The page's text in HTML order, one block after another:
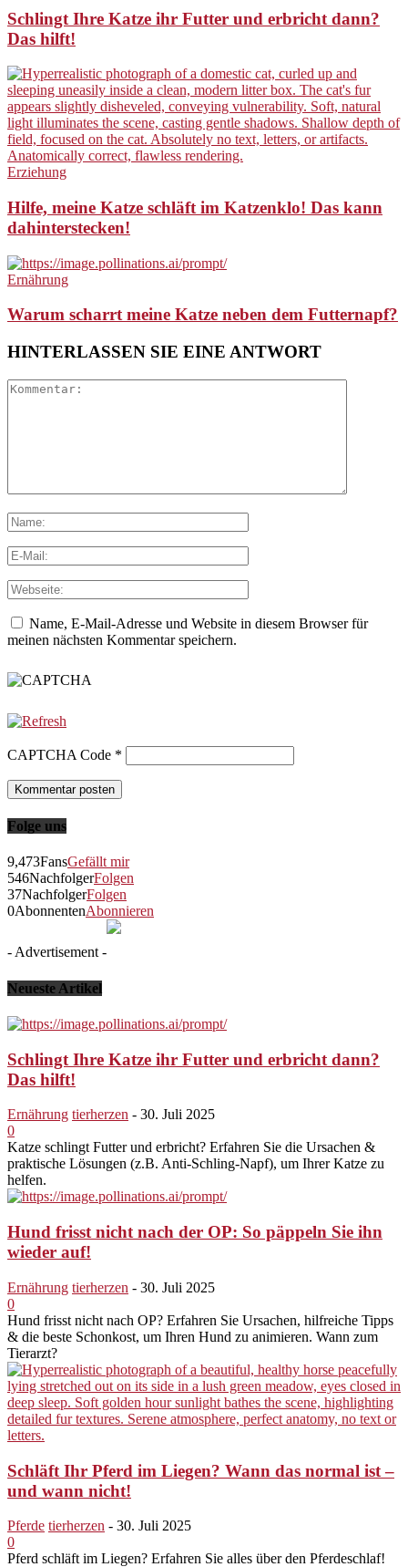
Schlingt Ihre Katze ihr Futter und erbricht dann?
Das hilft!
Erziehung
Hilfe, meine Katze schläft im Katzenklo! Das kann
dahinterstecken!
Ernährung
Warum scharrt meine Katze neben dem Futternapf?
HINTERLASSEN SIE EINE ANTWORT
Name, E-Mail-Adresse und Website in diesem Browser für
meinen nächsten Kommentar speichern.
CAPTCHA Code *
Folge uns
9,473FansGefällt mir
546NachfolgerFolgen
37NachfolgerFolgen
0AbonnentenAbonnieren
- Advertisement -
Neueste Artikel
Schlingt Ihre Katze ihr Futter und erbricht dann?
Das hilft!
Ernährung tierherzen - 30. Juli 2025
0
Katze schlingt Futter und erbricht? Erfahren Sie die Ursachen &
praktische Lösungen (z.B. Anti-Schling-Napf), um Ihrer Katze zu
helfen.
Hund frisst nicht nach der OP: So päppeln Sie ihn
wieder auf!
Ernährung tierherzen - 30. Juli 2025
0
Hund frisst nicht nach OP? Erfahren Sie Ursachen, hilfreiche Tipps
& die beste Schonkost, um Ihren Hund zu animieren. Wann zum
Tierarzt?
Schläft Ihr Pferd im Liegen? Wann das normal ist –
und wann nicht!
Pferde tierherzen - 30. Juli 2025
0
Pferd schläft im Liegen? Erfahren Sie alles über den Pferdeschlaf!